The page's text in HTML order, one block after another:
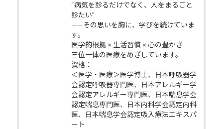
“病気を診るだけでなく、人をまるごと
診たい”
——その思いを胸に、学びを続けていま
す。
医学的根拠 × 生活習慣 × 心の豊かさ
三位一体の医療をめざしています。
資格：
＜医学・医療＞医学博士、日本呼吸器学
会認定呼吸器専門医、日本アレルギー学
会認定アレルギー専門医、日本喘息学会
認定喘息専門医、日本内科学会認定内科
医、日本喘息学会認定吸入療法エキスパ
ート